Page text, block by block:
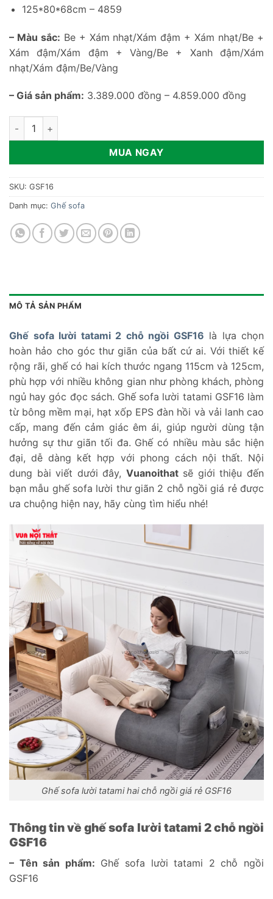
125*80*68cm – 4859
– Màu sắc: Be + Xám nhạt/Xám đậm + Xám nhạt/Be +
Xám đậm/Xám đậm + Vàng/Be + Xanh đậm/Xám
nhạt/Xám đậm/Be/Vàng
– Giá sản phẩm: 3.389.000 đồng – 4.859.000 đồng
Ghế sofa lười tatami 2 chỗ ngồi GSF16 số lượng
MUA NGAY
SKU: GSF16
Danh mục: Ghế sofa
MÔ TẢ SẢN PHẨM
Ghế sofa lười tatami 2 chỗ ngồi GSF16 là lựa chọn
hoàn hảo cho góc thư giãn của bất cứ ai. Với thiết kế
rộng rãi, ghế có hai kích thước ngang 115cm và 125cm,
phù hợp với nhiều không gian như phòng khách, phòng
ngủ hay góc đọc sách. Ghế sofa lười tatami GSF16 làm
từ bông mềm mại, hạt xốp EPS đàn hồi và vải lanh cao
cấp, mang đến cảm giác êm ái, giúp người dùng tận
hưởng sự thư giãn tối đa. Ghế có nhiều màu sắc hiện
đại, dễ dàng kết hợp với phong cách nội thất. Nội
dung bài viết dưới đây, Vuanoithatsẽ giới thiệu đến
bạn mẫu ghế sofa lười thư giãn 2 chỗ ngồi giá rẻ được
ưa chuộng hiện nay, hãy cùng tìm hiểu nhé!
Ghế sofa lười tatami hai chỗ ngồi giá rẻ GSF16
Thông tin về ghế sofa lười tatami 2 chỗ ngồi
GSF16
– Tên sản phẩm: Ghế sofa lười tatami 2 chỗ ngồi
GSF16